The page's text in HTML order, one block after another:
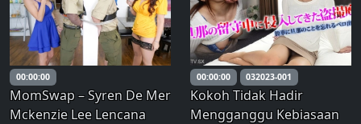
00:00:00
MomSwap – Syren De Mer
Mckenzie Lee Lencana
00:00:00 032023-001
Kokoh Tidak Hadir
Mengganggu Kebiasaan